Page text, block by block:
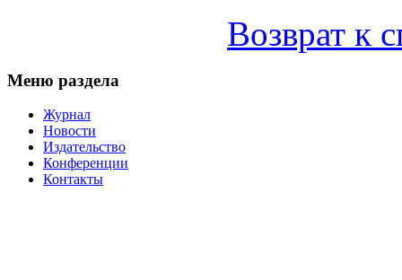
Возврат к
Меню раздела
Журнал
Новости
Издательство
Конференции
Контакты